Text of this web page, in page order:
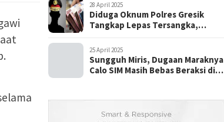
28 April 2025
Diduga Oknum Polres Gresik
Tangkap Lepas Tersangka,
25 April 2025
Sungguh Miris, Dugaan Maraknya
Calo SIM Masih Bebas Beraksi di